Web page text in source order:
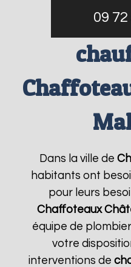
09 72
Dans la ville de
habitants ont
pour leurs
Chaffoteaux
équipe de
votre
interventions de